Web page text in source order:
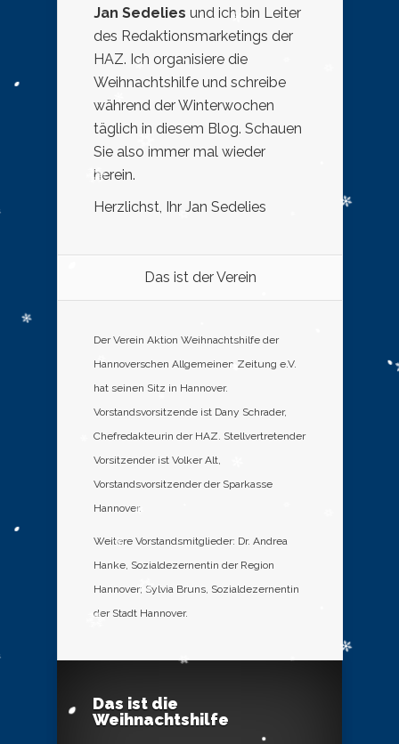
Jan Sedelies und ich bin Leiter
des Redaktionsmarketings der
HAZ. Ich organisiere die
Weihnachtshilfe und schreibe
während der Winterwochen
täglich in diesem Blog. Schauen
Sie also immer mal wieder
herein.
Herzlichst, Ihr Jan Sedelies
Das ist der Verein
Der Verein Aktion Weihnachtshilfe der
Hannoverschen Allgemeinen Zeitung e.V.
hat seinen Sitz in Hannover.
Vorstandsvorsitzende ist Dany Schrader,
Chefredakteurin der HAZ. Stellvertretender
Vorsitzender ist Volker Alt,
Vorstandsvorsitzender der Sparkasse
Hannover.
Weitere Vorstandsmitglieder: Dr. Andrea
Hanke, Sozialdezernentin der Region
Hannover; Sylvia Bruns, Sozialdezernentin
der Stadt Hannover.
Das ist die
Weihnachtshilfe